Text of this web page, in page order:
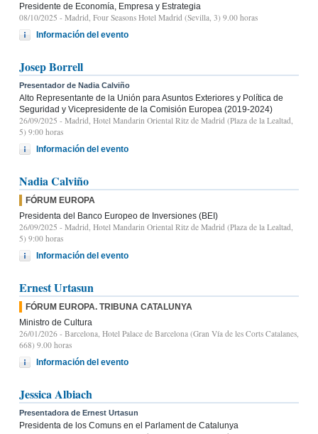
Presidente de Economía, Empresa y Estrategia
08/10/2025 - Madrid, Four Seasons Hotel Madrid (Sevilla, 3) 9.00 horas
Información del evento
Josep Borrell
Presentador de Nadia Calviño
Alto Representante de la Unión para Asuntos Exteriores y Política de
Seguridad y Vicepresidente de la Comisión Europea (2019-2024)
26/09/2025 - Madrid, Hotel Mandarin Oriental Ritz de Madrid (Plaza de la Lealtad,
5) 9:00 horas
Información del evento
Nadia Calviño
FÓRUM EUROPA
Presidenta del Banco Europeo de Inversiones (BEI)
26/09/2025 - Madrid, Hotel Mandarin Oriental Ritz de Madrid (Plaza de la Lealtad,
5) 9:00 horas
Información del evento
Ernest Urtasun
FÓRUM EUROPA. TRIBUNA CATALUNYA
Ministro de Cultura
26/01/2026 - Barcelona, Hotel Palace de Barcelona (Gran Vía de les Corts Catalanes,
668) 9.00 horas
Información del evento
Jessica Albiach
Presentadora de Ernest Urtasun
Presidenta de los Comuns en el Parlament de Catalunya